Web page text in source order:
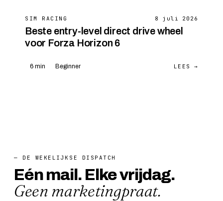
SIM RACING 8 juli 2026
Beste entry-level direct drive wheel
voor Forza Horizon 6
6 min Beginner LEES →
— DE WEKELIJKSE DISPATCH
Eén mail. Elke vrijdag.
Geen marketingpraat.